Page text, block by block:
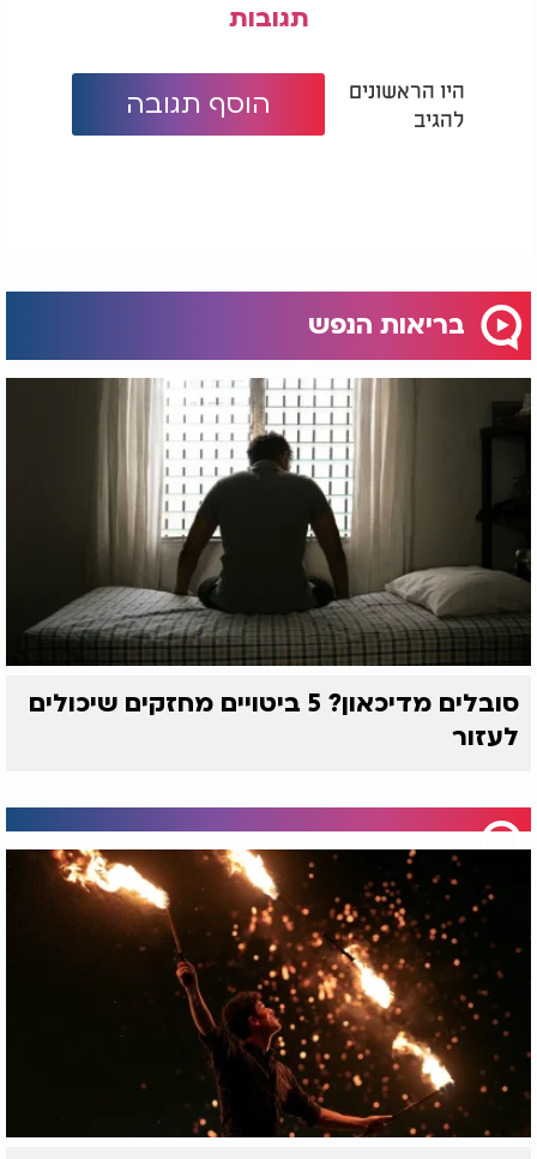
תגובות
היו הראשונים
להגיב
הוסף תגובה
בריאות הנפש
סובלים מדיכאון? 5 ביטויים מחזקים שיכולים
לעזור